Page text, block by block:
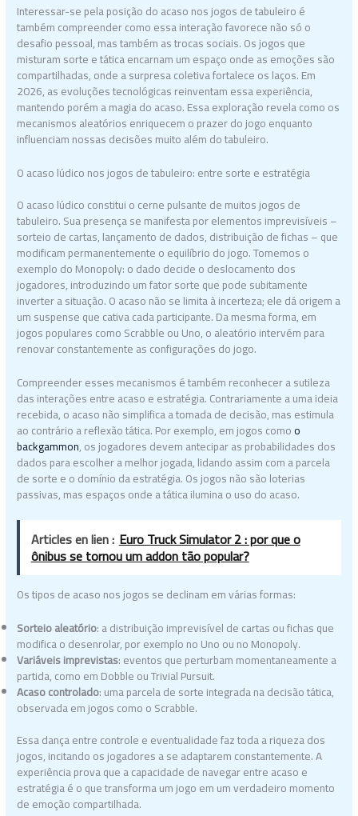
Interessar-se pela posição do acaso nos jogos de tabuleiro é
também compreender como essa interação favorece não só o
desafio pessoal, mas também as trocas sociais. Os jogos que
misturam sorte e tática encarnam um espaço onde as emoções são
compartilhadas, onde a surpresa coletiva fortalece os laços. Em
2026, as evoluções tecnológicas reinventam essa experiência,
mantendo porém a magia do acaso. Essa exploração revela como os
mecanismos aleatórios enriquecem o prazer do jogo enquanto
influenciam nossas decisões muito além do tabuleiro.
O acaso lúdico nos jogos de tabuleiro: entre sorte e estratégia
O acaso lúdico constitui o cerne pulsante de muitos jogos de
tabuleiro. Sua presença se manifesta por elementos imprevisíveis –
sorteio de cartas, lançamento de dados, distribuição de fichas – que
modificam permanentemente o equilíbrio do jogo. Tomemos o
exemplo do Monopoly: o dado decide o deslocamento dos
jogadores, introduzindo um fator sorte que pode subitamente
inverter a situação. O acaso não se limita à incerteza; ele dá origem a
um suspense que cativa cada participante. Da mesma forma, em
jogos populares como Scrabble ou Uno, o aleatório intervém para
renovar constantemente as configurações do jogo.
Compreender esses mecanismos é também reconhecer a sutileza
das interações entre acaso e estratégia. Contrariamente a uma ideia
recebida, o acaso não simplifica a tomada de decisão, mas estimula
ao contrário a reflexão tática. Por exemplo, em jogos comoo
backgammon, os jogadores devem antecipar as probabilidades dos
dados para escolher a melhor jogada, lidando assim com a parcela
de sorte e o domínio da estratégia. Os jogos não são loterias
passivas, mas espaços onde a tática ilumina o uso do acaso.
Articles en lien : Euro Truck Simulator 2 : por que o
ônibus se tornou um addon tão popular?
Os tipos de acaso nos jogos se declinam em várias formas:
Sorteio aleatório: a distribuição imprevisível de cartas ou fichas que
modifica o desenrolar, por exemplo no Uno ou no Monopoly.
Variáveis imprevistas: eventos que perturbam momentaneamente a
partida, como em Dobble ou Trivial Pursuit.
Acaso controlado: uma parcela de sorte integrada na decisão tática,
observada em jogos como o Scrabble.
Essa dança entre controle e eventualidade faz toda a riqueza dos
jogos, incitando os jogadores a se adaptarem constantemente. A
experiência prova que a capacidade de navegar entre acaso e
estratégia é o que transforma um jogo em um verdadeiro momento
de emoção compartilhada.